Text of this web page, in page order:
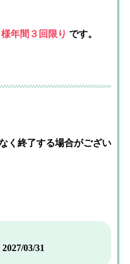
年間３回限り です。
く終了する場合がござい
03/31